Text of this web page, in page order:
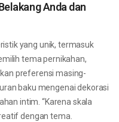
Anda dan
yang unik, termasuk
tema pernikahan,
preferensi masing-
baku mengenai dekorasi
intim. “Karena skala
dengan tema.